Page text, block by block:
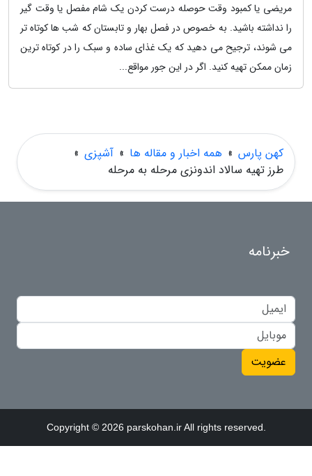
مریضی یا کمبود وقت حوصله درست کردن یک شام مفصل یا وقت گیر
را نداشته باشید. به خصوص در فصل بهار و تابستان که شب ها کوتاه تر
می شوند، ترجیح می دهید که یک غذای ساده و سبک را در کوتاه ترین
زمان ممکن تهیه کنید. اگر در این جور مواقع...
کهن پارس » همه اخبار و مقاله ها » آشپزی »
طرز تهیه سالاد اندونزی مرحله به مرحله
خبرنامه
عضویت
Copyright © 2026 parskohan.ir All rights reserved.